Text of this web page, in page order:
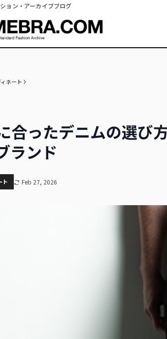
ョン・アーカイブブログ
ネート
合ったデニムの選び
ランド
ト Feb 27, 2026